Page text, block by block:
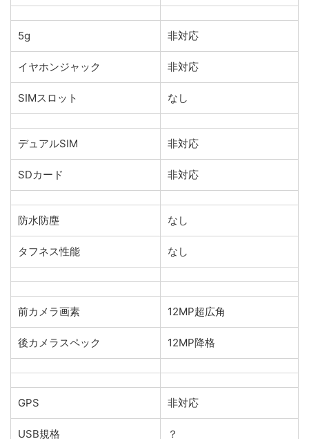
5g 非対応
イヤホンジャック 非対応
SIMスロット なし
デュアルSIM 非対応
SDカード 非対応
防水防塵 なし
タフネス性能 なし
前カメラ画素 12MP超広角
後カメラスペック 12MP降格
GPS 非対応
USB規格 ？